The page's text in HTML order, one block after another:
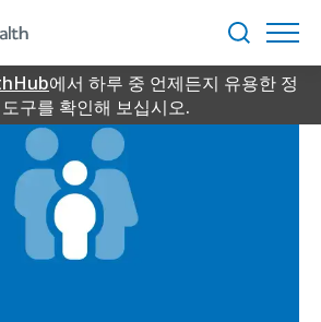
검
색
에서 하루 중 언제든지 유용한 정
구를 확인해 보십시오.